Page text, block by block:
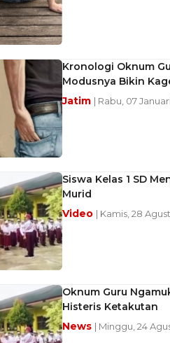
Kronologi Oknum
Modusnya Bikin
Jatim | Rabu, 07
Siswa Kelas 1 SD
Murid
Video | Kamis, 28
Oknum Guru
Histeris Ketakutan
News | Minggu, 24